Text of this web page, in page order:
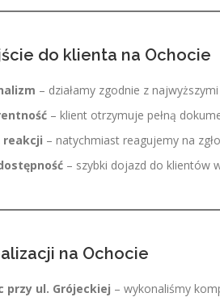
do klienta na Ochocie
– działamy zgodnie z
– klient otrzymuje pełną
reakcji – natychmiast reagujemy na
– szybki dojazd do klientów
na Ochocie
przy ul. Grójeckiej – wykonaliśmy